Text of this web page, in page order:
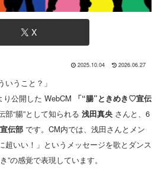
X
2025.10.04 2026.06.27
いうこと？」
り公開した WebCM
「“腸”ときめき♡宣伝
“腸”として知られる 浅田真央 さんと、6
伝部 です。CM内では、浅田さんとメン
超いい！」というメッセージを歌とダンス
”の感覚で表現しています。